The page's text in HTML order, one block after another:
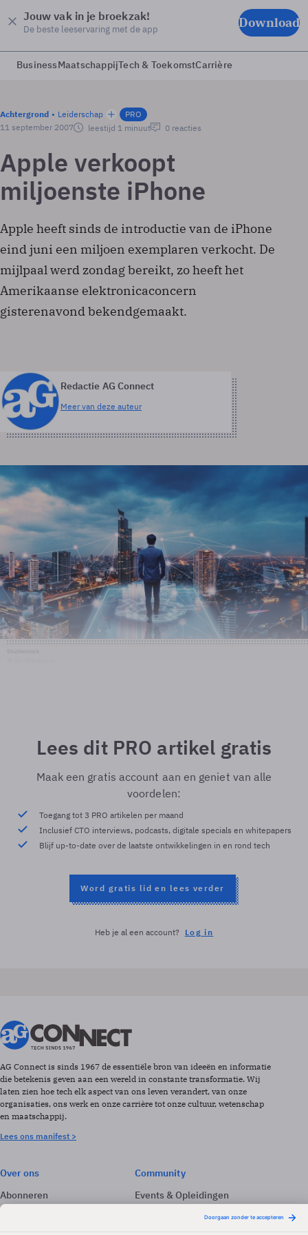
Jouw vak in je broekzak!
De beste leeservaring met de app Download
BusinessMaatschappijTech & ToekomstCarrière
Achtergrond Leiderschap
PRO
11 september 2007
leestijd 1 minuut 0 reacties
Apple verkoopt
miljoenste iPhone
Apple heeft sinds de introductie van de iPhone
eind juni een miljoen exemplaren verkocht. De
mijlpaal werd zondag bereikt, zo heeft het
Amerikaanse elektronicaconcern
gisterenavond bekendgemaakt.
Redactie AG Connect
Meer van deze auteur
Lees dit PRO artikel gratis
Maak een gratis account aan en geniet van alle
voordelen:
Toegang tot 3 PRO artikelen per maand
Inclusief CTO interviews, podcasts, digitale specials en whitepapers
Blijf up-to-date over de laatste ontwikkelingen in en rond tech
Word gratis lid en lees verder
Heb je al een account? Log in
AG Connect is sinds 1967 de essentiële bron van ideeën en informatie
die betekenis geven aan een wereld in constante transformatie. Wij
laten zien hoe tech elk aspect van ons leven verandert, van onze
organisaties, ons werk en onze carrière tot onze cultuur, wetenschap
en maatschappij.
Lees ons manifest >
Over ons
Abonneren
Adverteren
Community
Events & Opleidingen